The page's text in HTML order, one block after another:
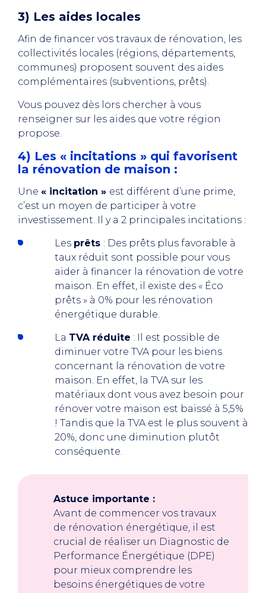
3) Les aides locales
Afin de financer vos travaux de rénovation, les
collectivités locales (régions, départements,
communes) proposent souvent des aides
complémentaires (subventions, prêts).
Vous pouvez dès lors chercher à vous
renseigner sur les aides que votre région
propose.
4) Les « incitations » qui favorisent
la rénovation de maison :
Une « incitation » est différent d’une prime,
c’est un moyen de participer à votre
investissement. Il y a 2 principales incitations :
Les prêts : Des prêts plus favorable à
taux réduit sont possible pour vous
aider à financer la rénovation de votre
maison. En effet, il existe des « Éco
prêts » à 0% pour les rénovation
énergétique durable.
La TVA réduite : Il est possible de
diminuer votre TVA pour les biens
concernant la rénovation de votre
maison. En effet, la TVA sur les
matériaux dont vous avez besoin pour
rénover votre maison est baissé à 5,5%
! Tandis que la TVA est le plus souvent à
20%, donc une diminution plutôt
conséquente.
Astuce importante :
Avant de commencer vos travaux
de rénovation énergétique, il est
crucial de réaliser un Diagnostic de
Performance Énergétique (DPE)
pour mieux comprendre les
besoins énergétiques de votre